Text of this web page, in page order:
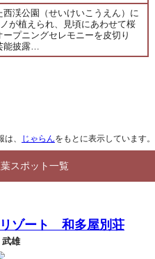
渓公園（せいけいこうえん）に
が植えられ、見頃にあわせて桜
プニングセレモニーを皮切り
能披露…
、 じゃらんをもとに表示しています。
スポット一覧
ゾート 和多屋別荘
武雄